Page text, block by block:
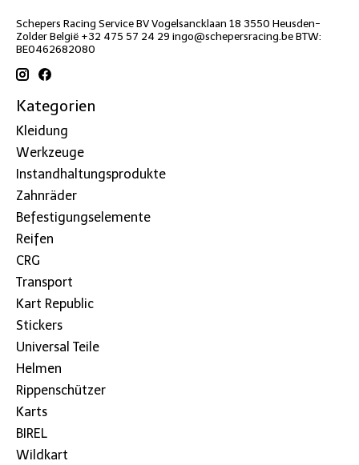
Schepers Racing Service BV Vogelsancklaan 18 3550 Heusden-
Zolder België +32 475 57 24 29 ingo@schepersracing.beBTW:
BE0462682080
Kategorien
Kleidung
Werkzeuge
Instandhaltungsprodukte
Zahnräder
Befestigungselemente
Reifen
CRG
Transport
Kart Republic
Stickers
Universal Teile
Helmen
Rippenschützer
Karts
BIREL
Wildkart